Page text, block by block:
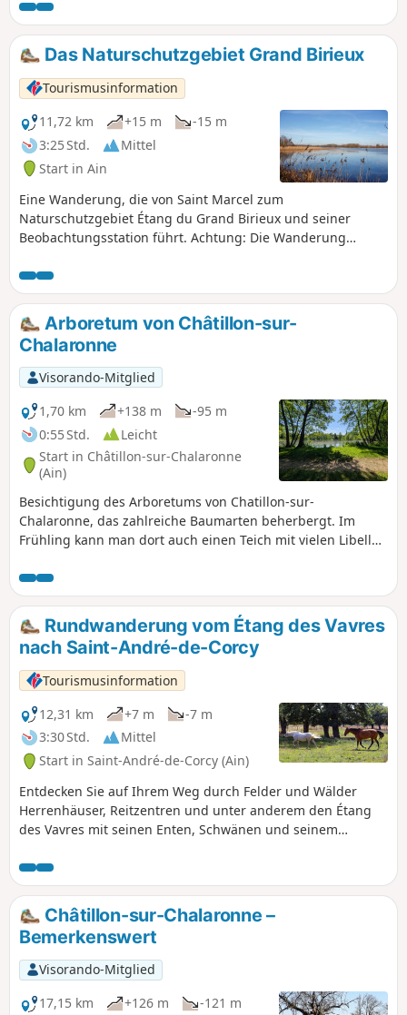
Das Naturschutzgebiet Grand Birieux
Tourismusinformation
11,72 km
+15 m
-15 m
3:25 Std.
Mittel
Start in Ain
Eine Wanderung, die von Saint Marcel zum
Naturschutzgebiet Étang du Grand Birieux und seiner
Beobachtungsstation führt. Achtung: Die Wanderung
Passage auf der Departementsstraße D2.
Arboretum von Châtillon-sur-
Chalaronne
Visorando-Mitglied
1,70 km
+138 m
-95 m
0:55 Std.
Leicht
Start in Châtillon-sur-Chalaronne
(Ain)
Besichtigung des Arboretums von Chatillon-sur-
Chalaronne, das zahlreiche Baumarten beherbergt. Im
Frühling kann man dort auch einen Teich mit vielen Libellen
angenehmer Besuch.
Rundwanderung vom Étang des Vavres
nach Saint-André-de-Corcy
Tourismusinformation
12,31 km
+7 m
-7 m
3:30 Std.
Mittel
Start in Saint-André-de-Corcy (Ain)
Entdecken Sie auf Ihrem Weg durch Felder und Wälder
Herrenhäuser, Reitzentren und unter anderem den Étang
des Vavres mit seinen Enten, Schwänen und seinem
landwirtschaftlich genutzt.
Châtillon-sur-Chalaronne –
Bemerkenswert
Visorando-Mitglied
17,15 km
+126 m
-121 m